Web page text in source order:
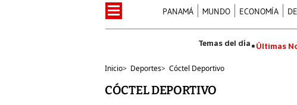
PANAMÁ MUNDO ECONOMÍA
Últimas
Inicio> Deportes> Cóctel Deportivo
CÓCTEL DEPORTIVO